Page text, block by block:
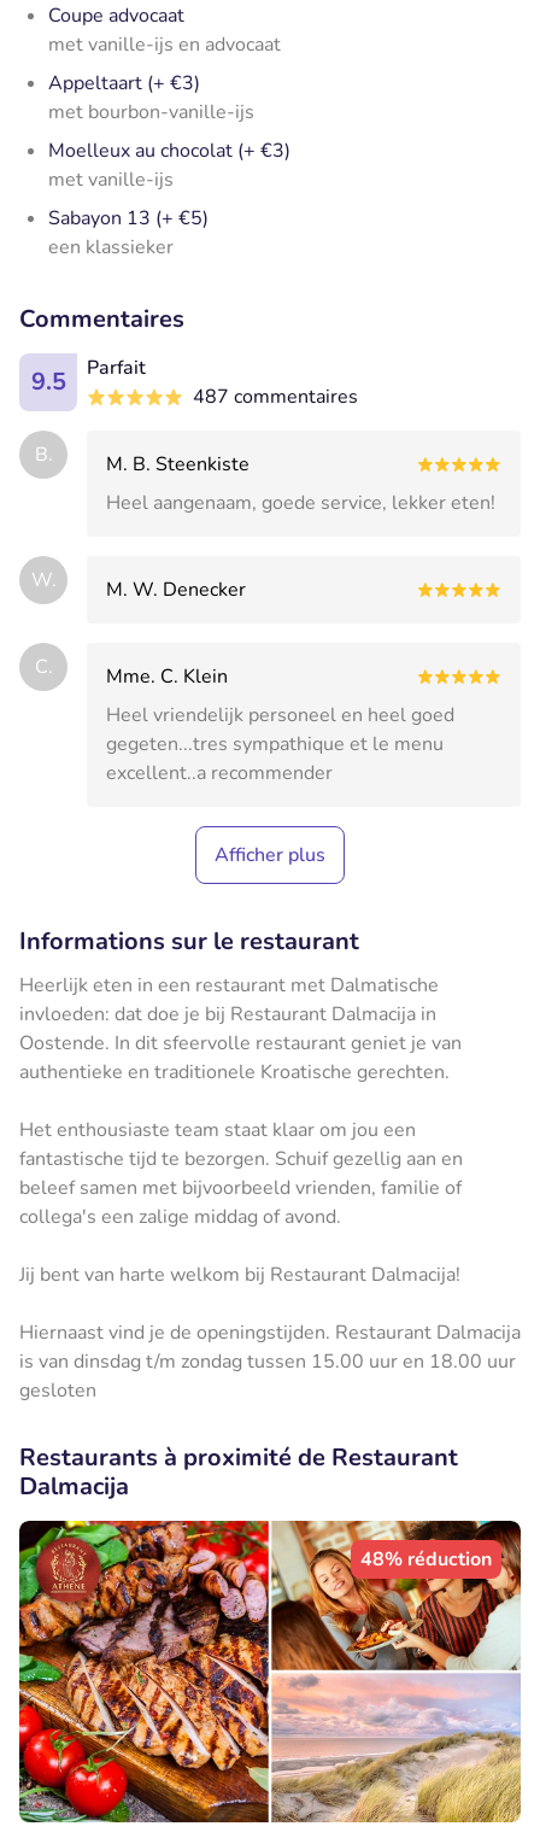
Coupe advocaat
met vanille-ijs en advocaat
Appeltaart (+ €3)
met bourbon-vanille-ijs
Moelleux au chocolat (+ €3)
met vanille-ijs
Sabayon 13 (+ €5)
een klassieker
Commentaires
9.5
Parfait
487 commentaires
B.
M. B. Steenkiste
Heel aangenaam, goede service, lekker eten!
W. M. W. Denecker
C.
Mme. C. Klein
Heel vriendelijk personeel en heel goed
gegeten...tres sympathique et le menu
excellent..a recommender
Afficher plus
Informations sur le restaurant
Heerlijk eten in een restaurant met Dalmatische
invloeden: dat doe je bij Restaurant Dalmacija in
Oostende. In dit sfeervolle restaurant geniet je van
authentieke en traditionele Kroatische gerechten.
Het enthousiaste team staat klaar om jou een
fantastische tijd te bezorgen. Schuif gezellig aan en
beleef samen met bijvoorbeeld vrienden, familie of
collega's een zalige middag of avond.
Jij bent van harte welkom bij Restaurant Dalmacija!
Hiernaast vind je de openingstijden. Restaurant Dalmacija
is van dinsdag t/m zondag tussen 15.00 uur en 18.00 uur
gesloten
Restaurants à proximité de Restaurant
Dalmacija
48% réduction